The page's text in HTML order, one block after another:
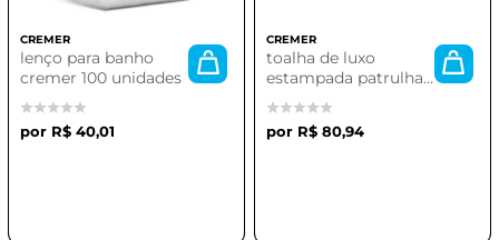
CREMER
lenço para banho
cremer 100 unidades
R$ 40,01
CREMER
toalha de luxo
estampada patrulha
canina | cremer
R$ 80,94